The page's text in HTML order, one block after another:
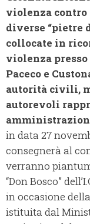
violenza contro
diverse “pietre
collocate in
violenza
Paceco e
autorità civili,
autorevoli
in data 27
consegnerà al
verranno
“Don Bosco”
in occasione
istituita dal